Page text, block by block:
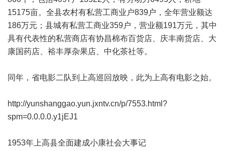
15175亩。全县农村有私营工商业户839户，全年营业额达
186万元；县城有私营工商业359户，营业额191万元，其中
具有代表性的私营商店有协昌棉布百货店、庆丰南货店、大
康国药店、裕丰厚杂果店、中化茶社等。
同年，省电影二队到上高巡回放映，此为上高有电影之始。
http://yunshanggao.yun.jxntv.cn/p/7553.html?
spm=0.0.0.0.y1jEJ1
1953年上高县全面建成小康社会大事记